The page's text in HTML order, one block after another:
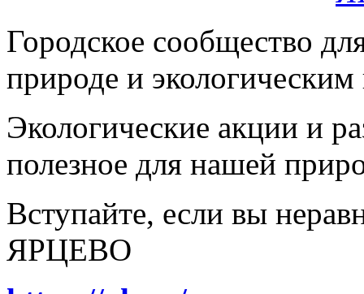
Городское сообщество
природе и
Экологические акции и
полезное для нашей
Вступайте, если вы
ЯРЦЕВО